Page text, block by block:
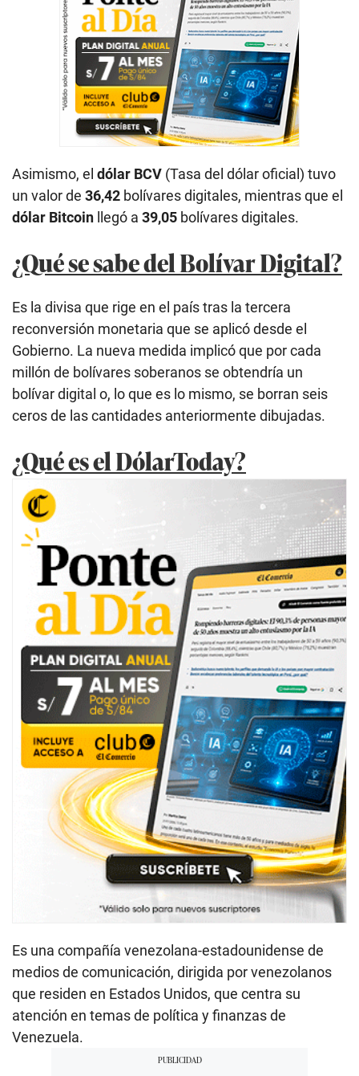
Asimismo, el dólar BCV (Tasa del dólar oficial) tuvo
un valor de 36,42 bolívares digitales, mientras que el
dólar Bitcoin llegó a 39,05 bolívares digitales.
¿Qué se sabe del Bolívar Digital?
Es la divisa que rige en el país tras la tercera
reconversión monetaria que se aplicó desde el
Gobierno. La nueva medida implicó que por cada
millón de bolívares soberanos se obtendría un
bolívar digital o, lo que es lo mismo, se borran seis
ceros de las cantidades anteriormente dibujadas.
¿Qué es el DólarToday?
Es una compañía venezolana-estadounidense de
medios de comunicación, dirigida por venezolanos
que residen en Estados Unidos, que centra su
atención en temas de política y finanzas de
Venezuela.